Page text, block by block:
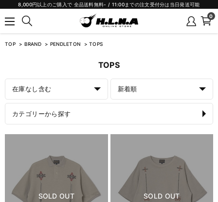
8,000円以上のご購入で 全品送料無料- / 11:00までの注文受付分は当日発送可能
0
TOP BRAND PENDLETON TOPS
TOPS
在庫なし含む 新着順
カテゴリーから探す
SOLD OUT SOLD OUT